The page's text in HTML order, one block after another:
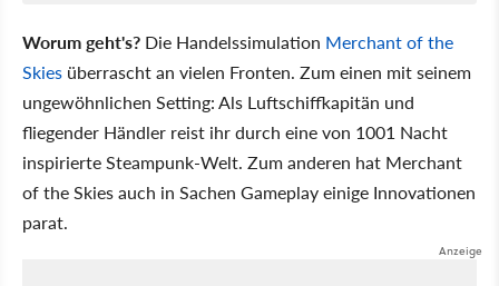
Worum geht's? Die Handelssimulation Merchant of the
Skies überrascht an vielen Fronten. Zum einen mit seinem
ungewöhnlichen Setting: Als Luftschiffkapitän und
fliegender Händler reist ihr durch eine von 1001 Nacht
inspirierte Steampunk-Welt. Zum anderen hat Merchant
of the Skies auch in Sachen Gameplay einige Innovationen
parat.